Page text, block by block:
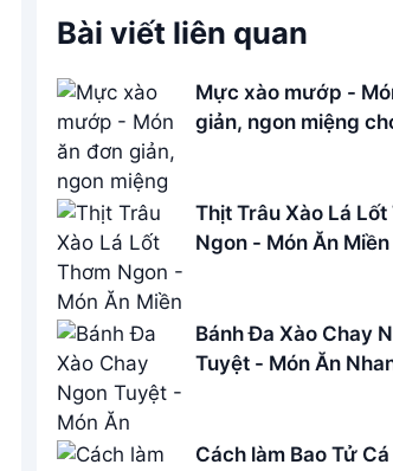
Bài viết liên quan
Mực xào mướp -
giản, ngon miệng
Thịt Trâu Xào Lá Lốt
Ngon - Món Ăn Miền
Bánh Đa Xào Chay
Tuyệt - Món Ăn
Cách làm Bao Tử